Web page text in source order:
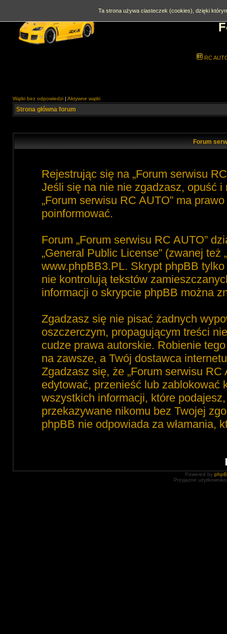
RC
Wątki bez odpowiedzi | Aktywne wątki
Strona główna forum
Forum
Rejestrując się na „Forum serwisu
Jeśli się na nie nie zgadzasz, opuść i
„Forum serwisu RC AUTO” ma
poinformować.
Forum „Forum serwisu RC AUTO”
„General Public License” (zwanej też
www.phpBB3.PL. Skrypt phpBB
nie kontrolują tekstów
informacji o skrypcie phpBB można
Zgadzasz się nie pisać żadnych
oszczerczym, propagującym treści
cudze prawa autorskie. Robienie
na zawsze, a Twój dostawca
Zgadzasz się, że „Forum serwisu
edytować, przenieść lub zablokować
wszystkich informacji, które
przekazywane nikomu bez Twojej
phpBB nie odpowiada za włamania,
Powered by
Przyjazne
Ta strona używa ciasteczek (cookies), dzięki